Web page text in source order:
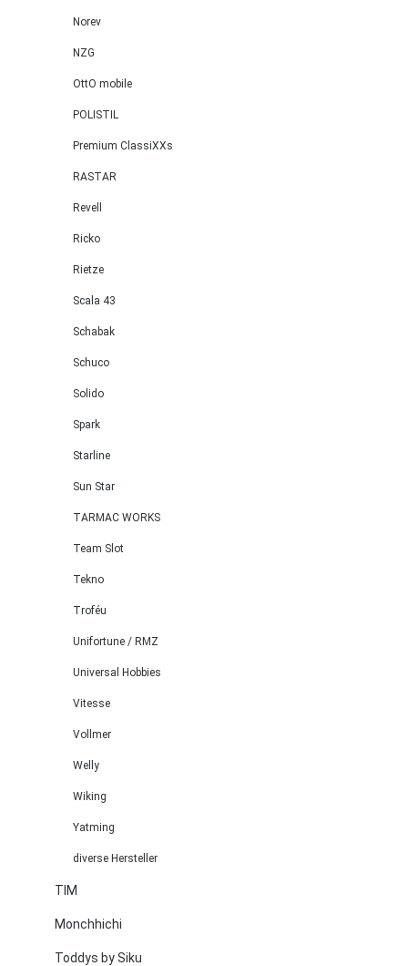
Norev
NZG
OttO mobile
POLISTIL
Premium ClassiXXs
RASTAR
Revell
Ricko
Rietze
Scala 43
Schabak
Schuco
Solido
Spark
Starline
Sun Star
TARMAC WORKS
Team Slot
Tekno
Troféu
Unifortune / RMZ
Universal Hobbies
Vitesse
Vollmer
Welly
Wiking
Yatming
diverse Hersteller
TIM
Monchhichi
Toddys by Siku